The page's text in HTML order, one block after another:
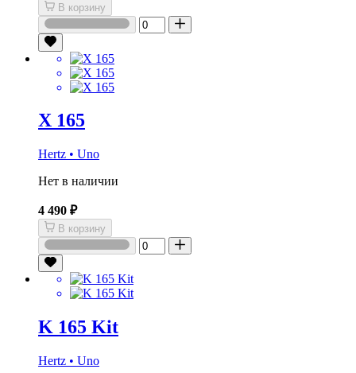
В корзину
X 165
Hertz • Uno
Нет в наличии
4 490 ₽
В корзину
K 165 Kit
Hertz • Uno